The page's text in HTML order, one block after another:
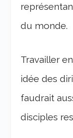
du monde.
Travailler
idée des
faudrait
disciples